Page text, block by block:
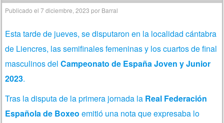
Publicado el7 diciembre, 2023 por Barral
Esta tarde de jueves, se disputaron en la localidad cántabra
de Liencres, las semifinales femeninas y los cuartos de final
masculinos delCampeonato de España Joven y Junior
2023.
Tras la disputa de la primera jornada la Real Federación
Española de Boxeo emitió una nota que expresaba lo